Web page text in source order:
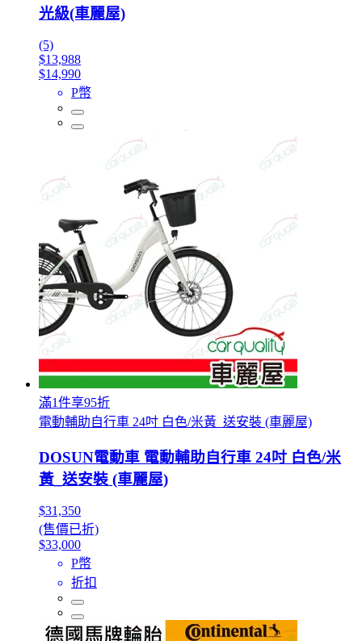
光級(車麗屋)
(5)
$13,988
$14,990
P幣
滿1件享95折
電動輔助自行車 24吋 白色/米黃_送安裝 (車麗屋)
DOSUN電動車 電動輔助自行車 24吋 白色/米
黃_送安裝 (車麗屋)
$31,350
(售價已折)
$33,000
P幣
折扣